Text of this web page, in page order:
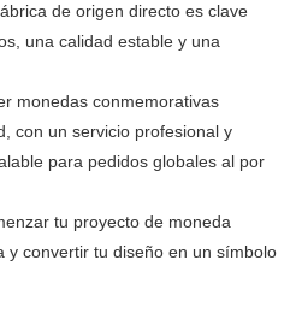
de origen directo es clave
una calidad estable y una
monedas conmemorativas
con un servicio profesional y
para pedidos globales al por
tu proyecto de moneda
y convertir tu diseño en un símbolo